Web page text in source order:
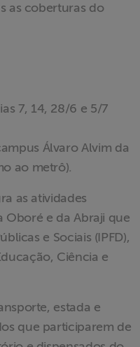
as coberturas do
7, 14, 28/6 e 5/7
Álvaro Alvim da
ao metrô).
as atividades
Oboré e da Abraji que
e Sociais (IPFD),
Ciência e
estada e
que participarem de